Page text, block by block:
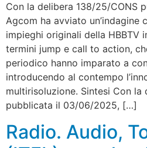
Con la delibera 138/25/CONS
Agcom ha avviato un’indagine
impieghi originali della HBBTV
termini jump e call to action,
periodico hanno imparato a
introducendo al contempo
multirisoluzione. Sintesi Con la
pubblicata il 03/06/2025, […]
Radio. Audio,